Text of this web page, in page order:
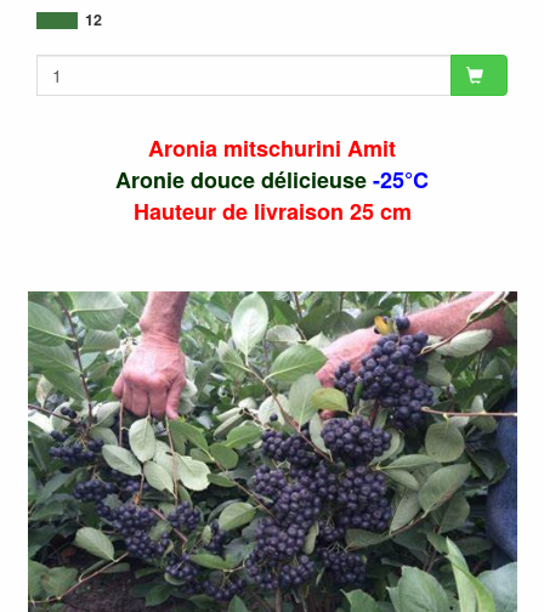
12
Aronia mitschurini Amit
Aronie douce délicieuse-25°C
Hauteur de livraison 25 cm